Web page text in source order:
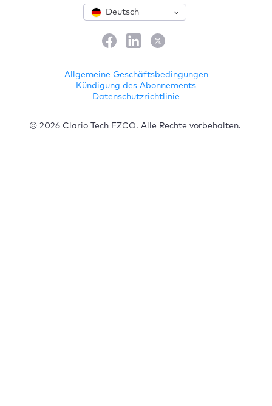
Deutsch
Allgemeine Geschäftsbedingungen
Kündigung des Abonnements
Datenschutzrichtlinie
© 2026 Clario Tech FZCO. Alle Rechte vorbehalten.